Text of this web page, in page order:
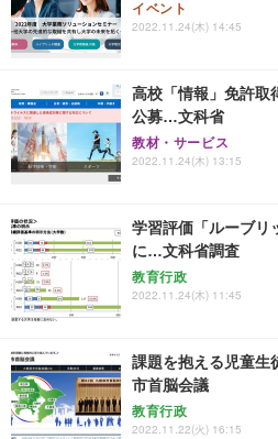
イベント
2022.11.24(木) 14:45
高校「情報」免許取
公募…文科省
教材・サービス
2022.11.24(木) 13:15
学習評価「ルーブリ
に…文科省調査
教育行政
2022.11.24(木) 11:45
課題を抱える児童
市首脳会議
教育行政
2022.11.22(火) 16:15